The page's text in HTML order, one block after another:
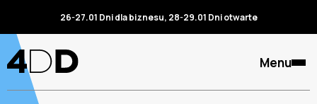
26-27.01 Dni dla biznesu, 28-29.01 Dni otwarte
Menu